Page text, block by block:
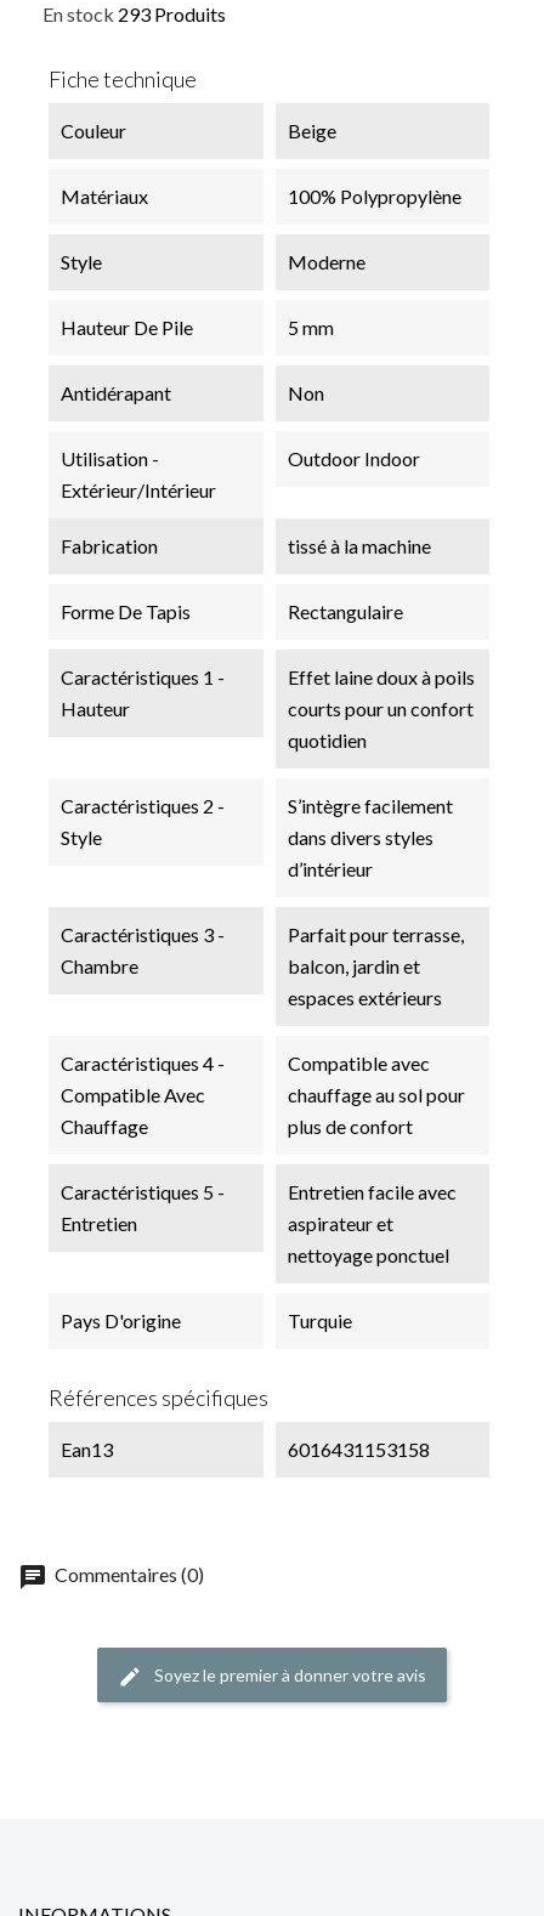
En stock 293 Produits
Fiche technique
Couleur Beige
Matériaux 100% Polypropylène
Style Moderne
Hauteur De Pile 5 mm
Antidérapant Non
Utilisation -
Extérieur/Intérieur
Outdoor Indoor
Fabrication tissé à la machine
Forme De Tapis Rectangulaire
Caractéristiques 1 -
Hauteur
Effet laine doux à poils
courts pour un confort
quotidien
Caractéristiques 2 -
Style
S’intègre facilement
dans divers styles
d’intérieur
Caractéristiques 3 -
Chambre
Parfait pour terrasse,
balcon, jardin et
espaces extérieurs
Caractéristiques 4 -
Compatible Avec
Chauffage
Compatible avec
chauffage au sol pour
plus de confort
Caractéristiques 5 -
Entretien
Entretien facile avec
aspirateur et
nettoyage ponctuel
Pays D'origine Turquie
Références spécifiques
Ean13 6016431153158
chat Commentaires (0)
edit Soyez le premier à donner votre avis